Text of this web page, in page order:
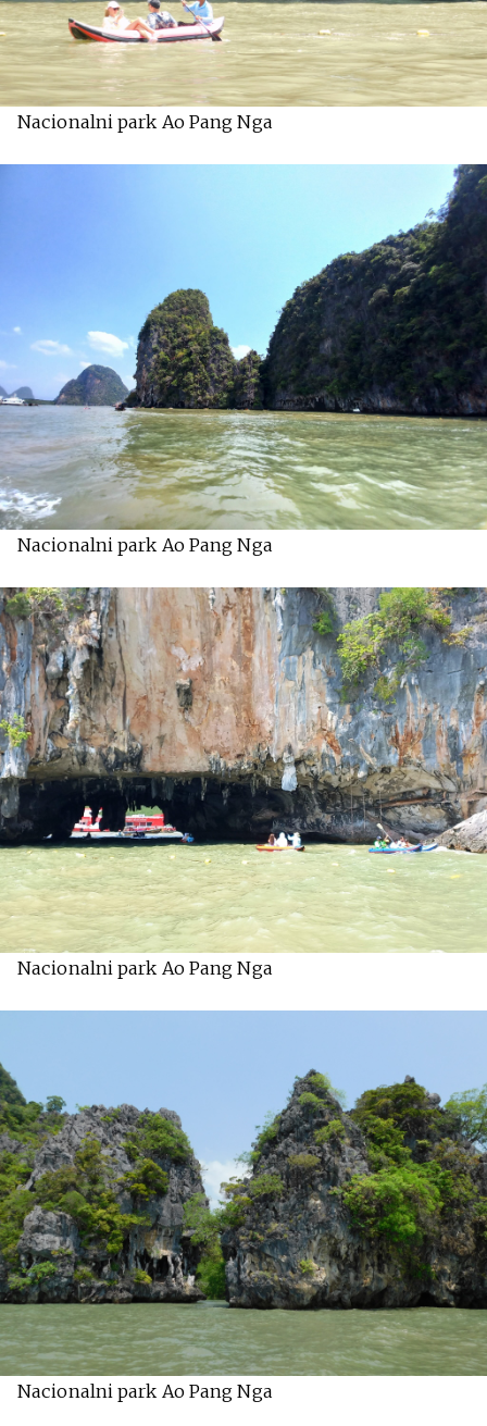
Nacionalni park Ao Pang Nga
Nacionalni park Ao Pang Nga
Nacionalni park Ao Pang Nga
Nacionalni park Ao Pang Nga